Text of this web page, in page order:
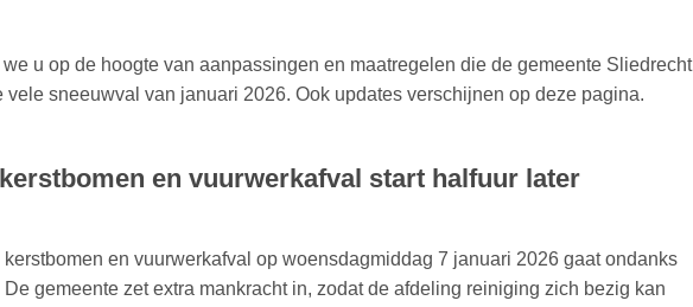
u op de hoogte van aanpassingen en maatregelen die de gemeente Sliedrecht
vele sneeuwval van januari 2026. Ook updates verschijnen op deze pagina.
en vuurwerkafval start halfuur later
en vuurwerkafval op woensdagmiddag 7 januari 2026 gaat ondanks
gemeente zet extra mankracht in, zodat de afdeling reiniging zich bezig kan